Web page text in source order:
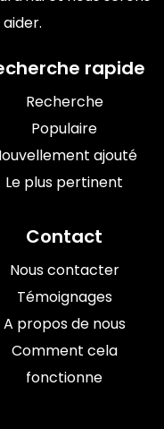
rapide
Recherche
Populaire
ajouté
Le plus pertinent
Contact
Nous contacter
Témoignages
A propos de nous
Comment cela
fonctionne